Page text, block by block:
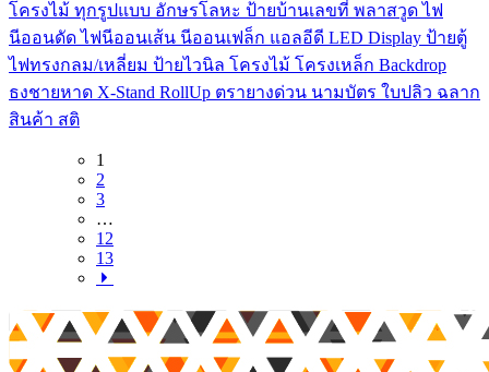
โครงไม้ ทุกรูปแบบ อักษรโลหะ ป้ายบ้านเลขที่ พลาสวูด ไฟ
นีออนดัด ไฟนีออนเส้น นีออนเฟล็ก แอลอีดี LED Display ป้ายตู้
ไฟทรงกลม/เหลี่ยม ป้ายไวนิล โครงไม้ โครงเหล็ก Backdrop
ธงชายหาด X-Stand RollUp ตรายางด่วน นามบัตร ใบปลิว ฉลาก
สินค้า สติ
1
2
3
…
12
13